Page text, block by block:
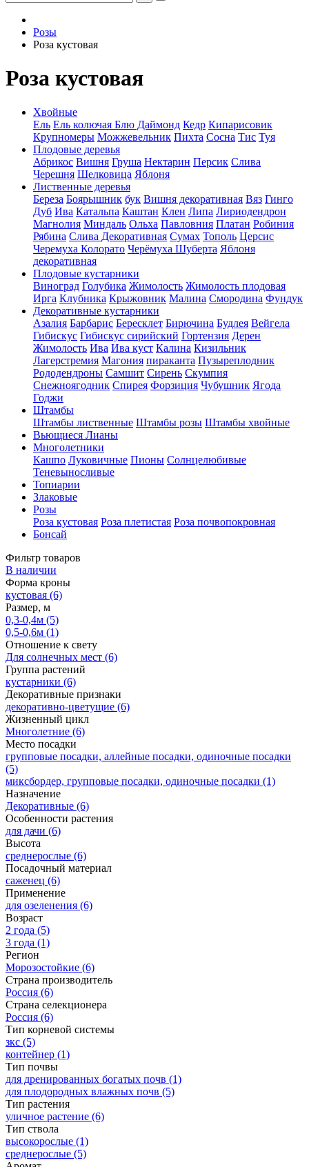
Розы
Роза кустовая
Роза кустовая
Хвойные
Ель Ель колючая Блю Даймонд Кедр Кипарисовик
Крупномеры Можжевельник Пихта Сосна Тис Туя
Плодовые деревья
Абрикос Вишня Груша Нектарин Персик Слива
Черешня Шелковица Яблоня
Лиственные деревья
Береза Боярышник бук Вишня декоративная Вяз Гинго
Дуб Ива Катальпа Каштан Клен Липа Лириодендрон
Магнолия Миндаль Ольха Павловния Платан Робиния
Рябина Слива Декоративная Сумах Тополь Церсис
Черемуха Колорато Черёмуха Шуберта Яблоня
декоративная
Плодовые кустарники
Виноград Голубика Жимолость Жимолость плодовая
Ирга Клубника Крыжовник Малина Смородина Фундук
Декоративные кустарники
Азалия Барбарис Бересклет Бирючина Будлея Вейгела
Гибискус Гибискус сирийский Гортензия Дерен
Жимолость Ива Ива куст Калина Кизильник
Лагерстремия Магония пираканта Пузыреплодник
Рододендроны Самшит Сирень Скумпия
Снежноягодник Спирея Форзиция Чубушник Ягода
Годжи
Штамбы
Штамбы лиственные Штамбы розы Штамбы хвойные
Вьющиеся Лианы
Многолетники
Кашпо Луковичные Пионы Солнцелюбивые
Теневыносливые
Топиарии
Злаковые
Розы
Роза кустовая Роза плетистая Роза почвопокровная
Бонсай
Фильтр товаров
В наличии
Форма кроны
кустовая (6)
Размер, м
0,3-0,4м (5)
0,5-0,6м (1)
Отношение к свету
Для солнечных мест (6)
Группа растений
кустарники (6)
Декоративные признаки
декоративно-цветущие (6)
Жизненный цикл
Многолетние (6)
Место посадки
групповые посадки, аллейные посадки, одиночные посадки
(5)
миксбордер, групповые посадки, одиночные посадки (1)
Назначение
Декоративные (6)
Особенности растения
для дачи (6)
Высота
среднерослые (6)
Посадочный материал
саженец (6)
Применение
для озеленения (6)
Возраст
2 года (5)
3 года (1)
Регион
Морозостойкие (6)
Страна производитель
Россия (6)
Страна селекционера
Россия (6)
Тип корневой системы
зкс (5)
контейнер (1)
Тип почвы
для дренированных богатых почв (1)
для плодородных влажных почв (5)
Тип растения
уличное растение (6)
Тип ствола
высокорослые (1)
среднерослые (5)